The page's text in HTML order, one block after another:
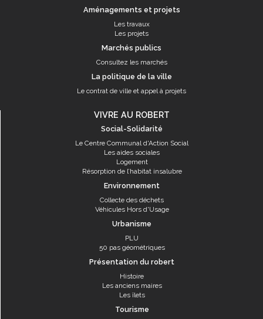
Aménagements et projets
Les travaux
Les projets
Marchés publics
Consultez les marchés
La politique de la ville
Le contrat de ville et appel à projets
VIVRE AU ROBERT
Social-Solidarité
Le Centre Communal d'Action Social
Les aides sociales
Logement
Résorption de l’habitat insalubre
Environnement
Collecte des déchets
Véhicules Hors d'Usage
Urbanisme
PLU
50 pas géométriques
Présentation du robert
Histoire
Les anciens maires
Les îlets
Tourisme